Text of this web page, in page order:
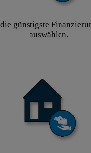
die günstigste
auswählen.